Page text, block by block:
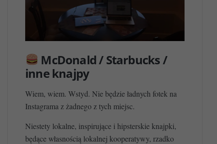
McDonald / Starbucks /
inne knajpy
Wiem, wiem. Wstyd. Nie będzie ładnych fotek na
Instagrama z żadnego z tych miejsc.
Niestety lokalne, inspirujące i hipsterskie knajpki,
będące własnością lokalnej kooperatywy, rzadko